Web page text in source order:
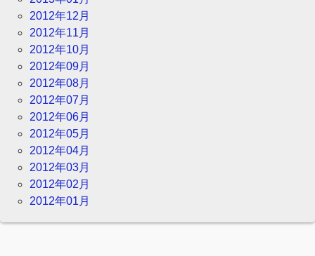
2012年12月
2012年11月
2012年10月
2012年09月
2012年08月
2012年07月
2012年06月
2012年05月
2012年04月
2012年03月
2012年02月
2012年01月